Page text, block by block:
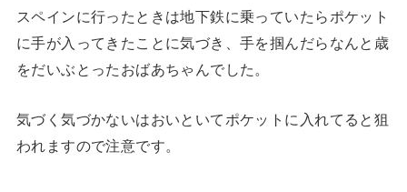
スペインに行ったときは地下鉄に乗っていたらポケット
に手が入ってきたことに気づき、手を掴んだらなんと歳
をだいぶとったおばあちゃんでした。
気づく気づかないはおいといてポケットに入れてると狙
われますので注意です。